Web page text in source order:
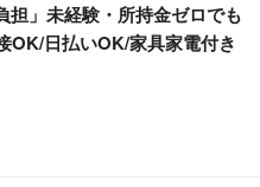
担」未経験・所持金ゼロでも
OK/日払いOK/家具家電付き